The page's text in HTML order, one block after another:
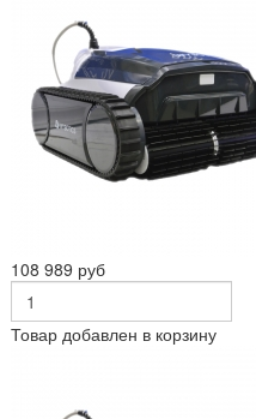
108 989 руб
Товар добавлен в корзину